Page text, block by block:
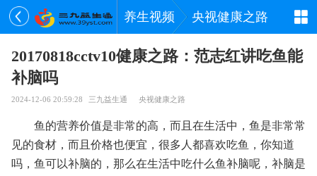
养生视频 央视健康之路
20170818cctv10健康之路：范志红讲吃鱼能
补脑吗
2024-12-06 20:59:28 三九益生通 央视健康之路
鱼的营养价值是非常的高，而且在生活中，鱼是非常常
见的食材，而且价格也便宜，很多人都喜欢吃鱼，你知道
吗，鱼可以补脑的，那么在生活中吃什么鱼补脑呢，补脑是